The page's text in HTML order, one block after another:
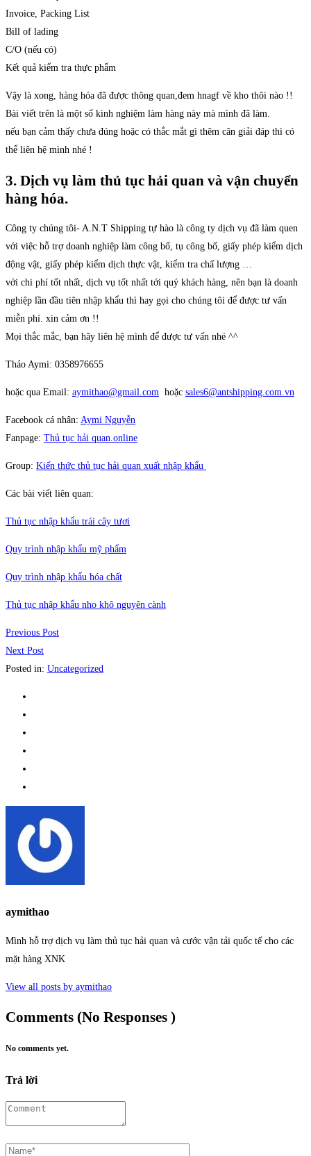
Invoice, Packing List
Bill of lading
C/O (nếu có)
Kết quả kiểm tra thực phẩm
Vậy là xong, hàng hóa đã được thông quan,đem hnagf về kho thôi nào !!
Bài viết trên là một số kinh nghiệm làm hàng này mà mình đã làm.
nếu bạn cảm thấy chưa đúng hoặc có thắc mắt gì thêm cân giải đáp thì có
thể liên hệ mình nhé !
3. Dịch vụ làm thủ tục hải quan và vận chuyển
hàng hóa.
Công ty chúng tôi- A.N.T Shipping tự hào là công ty dịch vụ đã làm quen
với việc hỗ trợ doanh nghiệp làm công bố, tụ công bố, giấy phép kiểm dịch
động vật, giấy phép kiểm dịch thực vật, kiểm tra chấ lượng …
với chi phí tốt nhất, dịch vụ tốt nhất tới quý khách hàng, nên bạn là doanh
nghiệp lần đầu tiên nhập khẩu thì hay gọi cho chúng tôi để được tư vấn
miễn phí. xin cảm ơn !!
Mọi thắc mắc, bạn hãy liên hệ mình để được tư vấn nhé ^^
Thảo Aymi: 0358976655
hoặc qua Email: aymithao@gmail.com hoặc sales6@antshipping.com.vn
Facebook cá nhân: Aymi Nguyễn
Fanpage: Thủ tục hải quan.online
Group: Kiến thức thủ tục hải quan xuất nhập khẩu
Các bài viết liên quan:
Thủ tục nhập khẩu trái cây tươi
Quy trình nhập khẩu mỹ phẩm
Quy trình nhập khẩu hóa chất
Thủ tục nhập khẩu nho khô nguyên cành
Previous Post
Next Post
Posted in: Uncategorized
aymithao
Mình hỗ trợ dịch vụ làm thủ tục hải quan và cước vận tải quốc tế cho các
mặt hàng XNK
View all posts by aymithao
Comments (No Responses )
No comments yet.
Trả lời